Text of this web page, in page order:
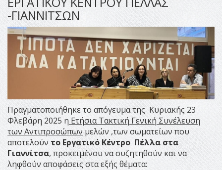
-ΓΙΑΝΝΙΤΣΩΝ
Πραγματοποιήθηκε το απόγευμα της Κυριακής 23
Φλεβάρη 2025 ηΕτήσια Τακτική Γενική Συνέλευση
των Αντιπροσώπωνμελών ,των σωματείων που
αποτελούντο Εργατικό Κέντρο Πέλλα στα
Γιαννίτσα, προκειμένου να συζητηθούν και να
ληφθούν αποφάσεις στα εξής θέματα: